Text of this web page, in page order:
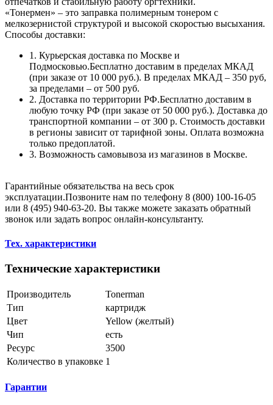
«Тонермен» – это заправка полимерным тонером с
мелкозернистой структурой и высокой скоростью высыхания.
Способы доставки:
1. Курьерская доставка по Москве и
Подмосковью.Бесплатно доставим в пределах МКАД
(при заказе от 10 000 руб.). В пределах МКАД – 350 руб,
за пределами – от 500 руб.
2. Доставка по территории РФ.Бесплатно доставим в
любую точку РФ (при заказе от 50 000 руб.). Доставка до
транспортной компании – от 300 р. Стоимость доставки
в регионы зависит от тарифной зоны. Оплата возможна
только предоплатой.
3. Возможность самовывоза из магазинов в Москве.
Гарантийные обязательства на весь срок
эксплуатации.Позвоните нам по телефону 8 (800) 100-16-05
или 8 (495) 940-63-20. Вы также можете заказать обратный
звонок или задать вопрос онлайн-консультанту.
Тех. характеристики
Технические характеристики
Производитель
Tonerman
Тип
картридж
Цвет
Yellow (желтый)
Чип
есть
Ресурс
3500
Количество в упаковке 1
Гарантии